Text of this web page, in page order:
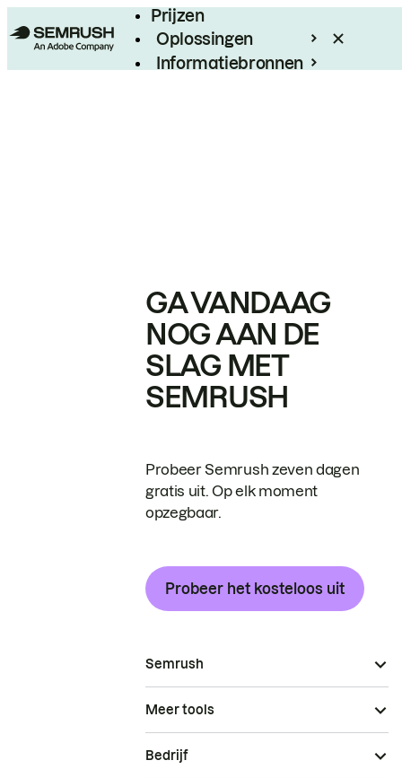
Prijzen
Oplossingen
Informatiebronnen
GA VANDAAG
NOG AAN DE
SLAG MET
SEMRUSH
Probeer Semrush zeven dagen
gratis uit. Op elk moment
opzegbaar.
Probeer het kosteloos uit
Semrush
Meer tools
Bedrijf